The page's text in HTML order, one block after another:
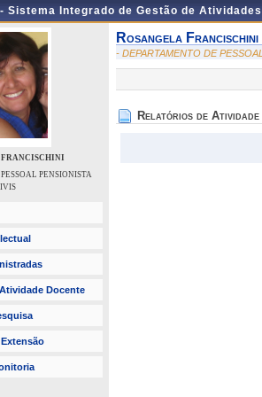
Sistema Integrado de Gestão de
FRANCISCHINI
PENSIONISTA
Docente
Rosangela Francischini
- DEPARTAMENTO DE
Relatórios de Atividade